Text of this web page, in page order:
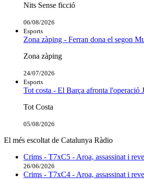
Nits Sense ficció
06/08/2026
Esports
Zona zàping - Ferran dona el segon
Zona zàping
24/07/2026
Esports
Tot costa - El Barça afronta l'operació
Tot Costa
05/08/2026
El més escoltat de Catalunya Ràdio
Crims - T7xC5 - Aroa, assassinat i
26/06/2026
Crims - T7xC4 - Aroa, assassinat i